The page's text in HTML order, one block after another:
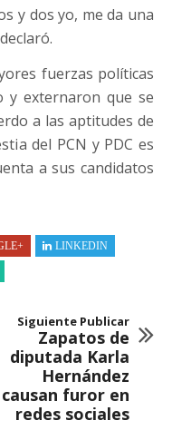
y dos yo, me da una
fuerzas políticas
y externaron que se
a las aptitudes de
del PCN y PDC es
a sus candidatos
LINKEDIN
Siguiente Publicar
Zapatos de
diputada Karla
Hernández
causan furor en
redes sociales